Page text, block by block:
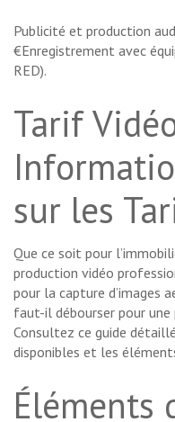
Publicité et production
€Enregistrement avec
RED).
Tarif
sur les
Que ce soit pour
production vidéo
pour la capture d’images
faut-il débourser pour
Consultez ce guide
disponibles et les
Éléments